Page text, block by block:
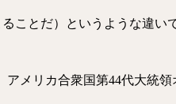
ことだ）というような違い
メリカ合衆国第44代大統